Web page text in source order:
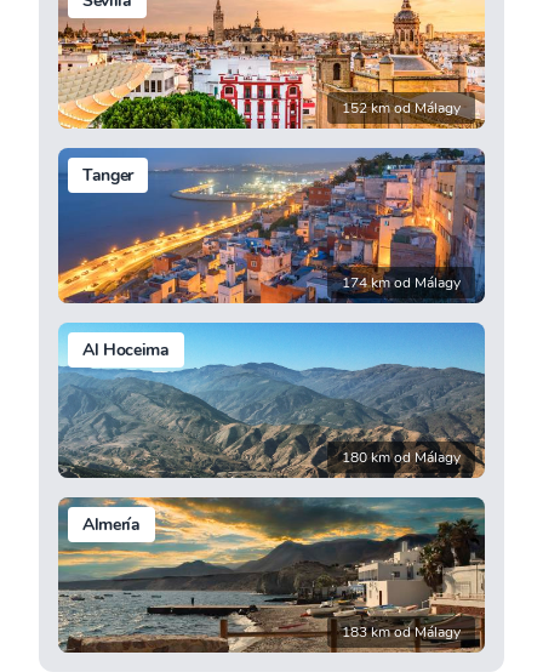
152 km od Málagy
Tanger
174 km od Málagy
Al Hoceima
180 km od Málagy
Almería
183 km od Málagy